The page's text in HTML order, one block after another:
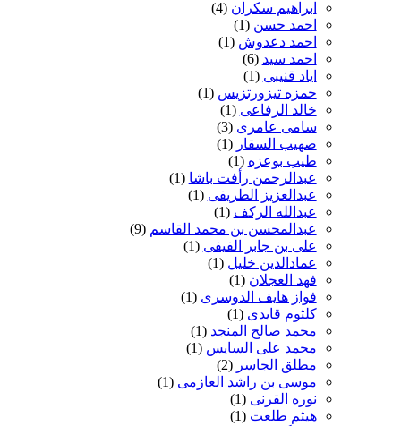
ابراهیم سکران (4)
احمد حسن (1)
احمد دعدوش (1)
احمد سید (6)
ایاد قنیبی (1)
حمزه تیزورتزیس (1)
خالد الرفاعی (1)
سامی عامری (3)
صهیب السقار (1)
طیب بوعزه (1)
عبدالرحمن رأفت باشا (1)
عبدالعزیز الطریفی (1)
عبدالله الرکف (1)
عبدالمحسن بن محمد القاسم (9)
علی بن جابر الفیفی (1)
عمادالدین خلیل (1)
فهد العجلان (1)
فواز هایف الدوسری (1)
کلثوم قایدی (1)
محمد صالح المنجد (1)
محمد علی السایس (1)
مطلق الجاسر (2)
موسی بن راشد العازمی (1)
نوره القرنی (1)
هیثم طلعت (1)